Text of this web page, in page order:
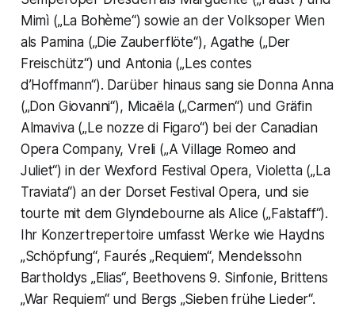
Mimì („La Bohème“) sowie an der Volksoper Wien
als Pamina („Die Zauberflöte“), Agathe („Der
Freischütz“) und Antonia („Les contes
d’Hoffmann“). Darüber hinaus sang sie Donna Anna
(„Don Giovanni“), Micaëla („Carmen“) und Gräfin
Almaviva („Le nozze di Figaro“) bei der Canadian
Opera Company, Vreli („A Village Romeo and
Juliet“) in der Wexford Festival Opera, Violetta („La
Traviata“) an der Dorset Festival Opera, und sie
tourte mit dem Glyndebourne als Alice („Falstaff“).
Ihr Konzertrepertoire umfasst Werke wie Haydns
„Schöpfung“, Faurés „Requiem“, Mendelssohn
Bartholdys „Elias“, Beethovens 9. Sinfonie, Brittens
„War Requiem“ und Bergs „Sieben frühe Lieder“.